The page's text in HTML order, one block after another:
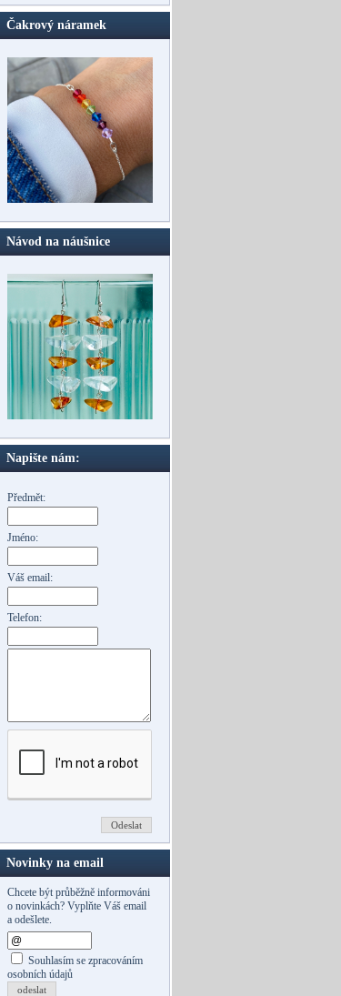
Čakrový náramek
Návod na náušnice
Napište nám:
Předmět:
Jméno:
Váš email:
Telefon:
Novinky na email
Chcete být průběžně informováni
o novinkách? Vyplňte Váš email
a odešlete.
Souhlasím se zpracováním
osobních údajů
odeslat